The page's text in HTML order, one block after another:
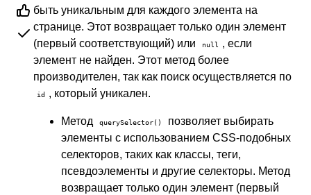
быть уникальным для каждого элемента на
странице. Этот возвращает только один элемент
(первый соответствующий) или
null
, если
элемент не найден. Этот метод более
производителен, так как поиск осуществляется по
id , который уникален.
Метод querySelector()
позволяет выбирать
элементы с использованием CSS-подобных
селекторов, таких как классы, теги,
псевдоэлементы и другие селекторы. Метод
возвращает только один элемент (первый